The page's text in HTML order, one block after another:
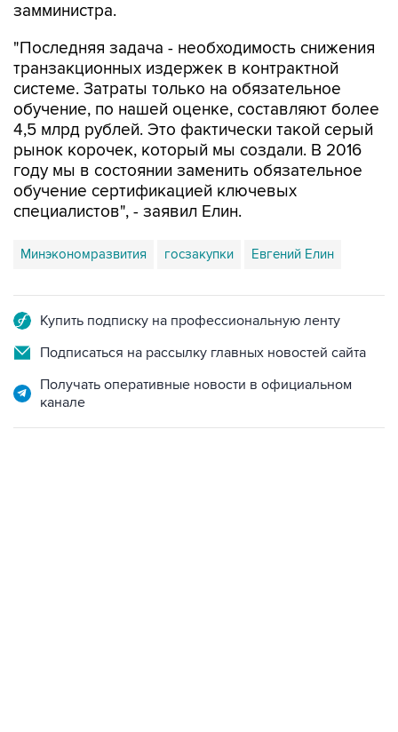
"Последняя задача - необходимость снижения
системе. Затраты только на обязательное
обучение, по нашей оценке, составляют более
4,5 млрд рублей. Это фактически такой серый
рынок корочек, который мы создали. В 2016
году мы в состоянии заменить обязательное
обучение сертификацией ключевых
специалистов", - заявил Елин.
Минэкономразвития госзакупки
Подписаться на рассылку главных новостей сайта
Получать оперативные новости в официальном